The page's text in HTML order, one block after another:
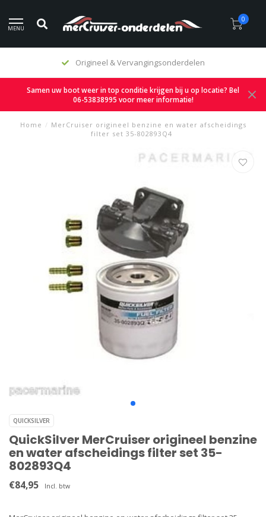
MENU
0
Origineel & Vervangingsonderdelen
Samen uw boot weer in top conditie krijgen bij u op locatie? Bel
06-53838995 voor meer informatie!
Home / MerCruiser origineel benzine en water afscheidings
filter set 35-802893Q4
QUICKSILVER
QuickSilver MerCruiser origineel benzine
en water afscheidings filter set 35-
802893Q4
€84,95 Incl. btw